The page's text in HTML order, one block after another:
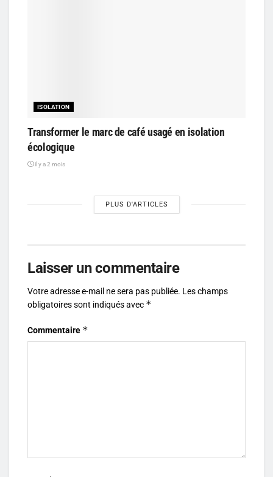
ISOLATION
Transformer le marc de café usagé en isolation
écologique
il y a 2 mois
PLUS D'ARTICLES
Laisser un commentaire
Votre adresse e-mail ne sera pas publiée. Les champs
obligatoires sont indiqués avec *
Commentaire *